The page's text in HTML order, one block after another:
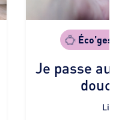
Je passe au
Lire